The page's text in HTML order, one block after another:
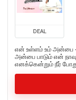
DEAL
என் உள்ளம் உம் அன்பை -
அன்பை பாடும் என்
எனக்கென்றும் நீர்